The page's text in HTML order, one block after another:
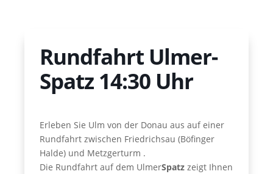
Rundfahrt Ulmer-
Spatz 14:30 Uhr
Erleben Sie Ulm von der Donau aus auf einer
Rundfahrt zwischen Friedrichsau (Böfinger
Halde) und Metzgerturm .
Die Rundfahrt auf dem UlmerSpatz zeigt Ihnen